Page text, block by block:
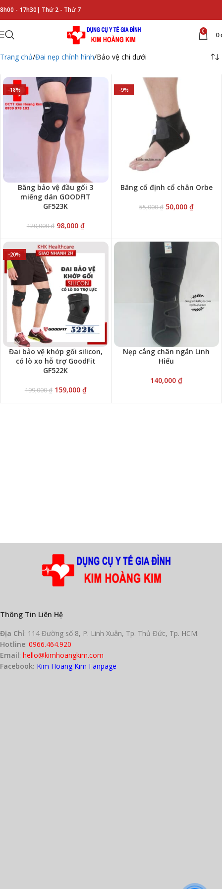
8h00 - 17h30| Thứ 2 - Thứ 7
0 0
Trang chủ Đai nẹp chỉnh hình Bảo vệ chi dưới
-18%
Băng bảo vệ đầu gối 3
miếng dán GOODFIT
GF523K
120,000₫ 98,000 ₫
-9%
Băng cố định cổ chân Orbe
55,000₫ 50,000 ₫
-20%
Đai bảo vệ khớp gối silicon,
có lò xo hỗ trợ GoodFit
GF522K
199,000₫ 159,000 ₫
Nẹp cẳng chân ngắn Linh
Hiếu
140,000₫
Thông Tin Liên Hệ
Địa Chỉ: 114 Đường số 8, P. Linh Xuân, Tp. Thủ Đức, Tp. HCM.
Hotline: 0966.464.920
Email: hello@kimhoangkim.com
Facebook: Kim Hoang Kim Fanpage